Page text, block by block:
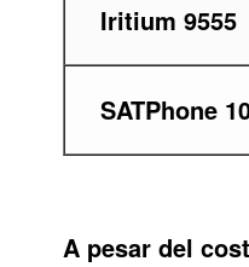
Iritium 9555
SATPhone
A pesar del